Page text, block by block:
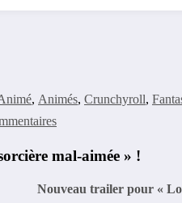
, Animés, Crunchyroll,
mal-aimée » !
Nouveau trailer pour «